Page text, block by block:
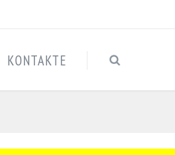
KONTAKTE